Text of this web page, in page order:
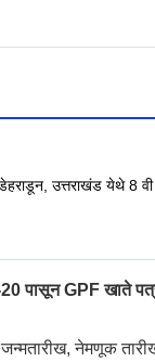
उत्तराखंड येथे 8 वी
पासून GPF खाते
नेमणूक